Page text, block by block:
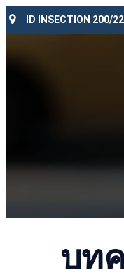
ID INSECTION 200/
บท